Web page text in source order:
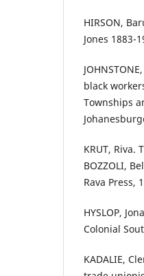
HIRSON,
Jones 1883-
black
Townships
KRUT, Riva.
BOZZOLI,
Rava Press,
HYSLOP,
Colonial
KADALIE,